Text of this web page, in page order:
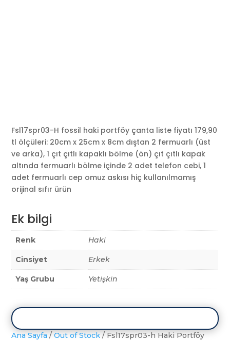
Fsl17spr03-H fossil haki portföy çanta liste fiyatı 179,90
tl ölçüleri: 20cm x 25cm x 8cm dıştan 2 fermuarlı (üst
ve arka), 1 çıt çıtlı kapaklı bölme (ön) çıt çıtlı kapak
altında fermuarlı bölme içinde 2 adet telefon cebi, 1
adet fermuarlı cep omuz askısı hiç kullanılmamış
orijinal sıfır ürün
Ek bilgi
Renk Haki
Cinsiyet Erkek
Yaş Grubu Yetişkin
Ana Sayfa /Out of Stock / Fsl17spr03-h Haki Portföy